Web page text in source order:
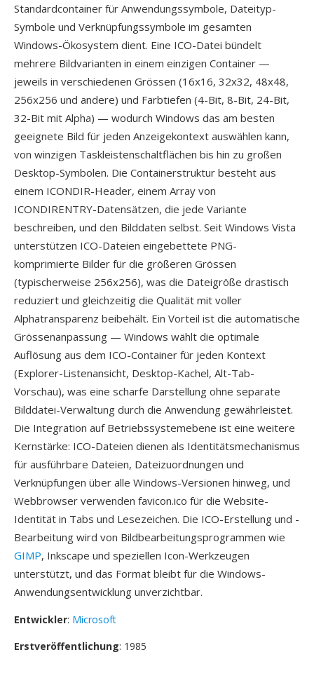
Standardcontainer für Anwendungssymbole, Dateityp-
Symbole und Verknüpfungssymbole im gesamten
Windows-Ökosystem dient. Eine ICO-Datei bündelt
mehrere Bildvarianten in einem einzigen Container —
jeweils in verschiedenen Grössen (16x16, 32x32, 48x48,
256x256 und andere) und Farbtiefen (4-Bit, 8-Bit, 24-Bit,
32-Bit mit Alpha) — wodurch Windows das am besten
geeignete Bild für jeden Anzeigekontext auswählen kann,
von winzigen Taskleistenschaltflächen bis hin zu großen
Desktop-Symbolen. Die Containerstruktur besteht aus
einem ICONDIR-Header, einem Array von
ICONDIRENTRY-Datensätzen, die jede Variante
beschreiben, und den Bilddaten selbst. Seit Windows Vista
unterstützen ICO-Dateien eingebettete PNG-
komprimierte Bilder für die größeren Grössen
(typischerweise 256x256), was die Dateigröße drastisch
reduziert und gleichzeitig die Qualität mit voller
Alphatransparenz beibehält. Ein Vorteil ist die automatische
Grössenanpassung — Windows wählt die optimale
Auflösung aus dem ICO-Container für jeden Kontext
(Explorer-Listenansicht, Desktop-Kachel, Alt-Tab-
Vorschau), was eine scharfe Darstellung ohne separate
Bilddatei-Verwaltung durch die Anwendung gewährleistet.
Die Integration auf Betriebssystemebene ist eine weitere
Kernstärke: ICO-Dateien dienen als Identitätsmechanismus
für ausführbare Dateien, Dateizuordnungen und
Verknüpfungen über alle Windows-Versionen hinweg, und
Webbrowser verwenden favicon.ico für die Website-
Identität in Tabs und Lesezeichen. Die ICO-Erstellung und -
Bearbeitung wird von Bildbearbeitungsprogrammen wie
GIMP, Inkscape und speziellen Icon-Werkzeugen
unterstützt, und das Format bleibt für die Windows-
Anwendungsentwicklung unverzichtbar.
Entwickler: Microsoft
Erstveröffentlichung: 1985